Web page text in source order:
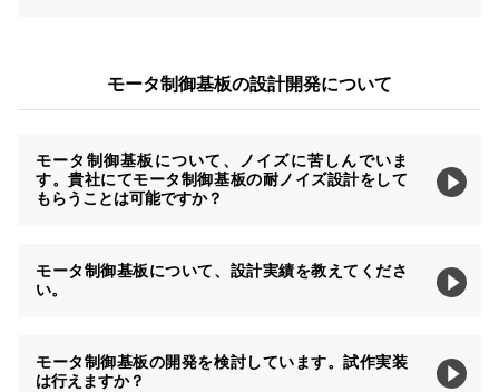
モータ制御基板の設計開発について
モータ制御基板について、ノイズに苦しんでいま
す。貴社にてモータ制御基板の耐ノイズ設計をして
もらうことは可能ですか？
モータ制御基板について、設計実績を教えてくださ
い。
モータ制御基板の開発を検討しています。試作実装
は行えますか？